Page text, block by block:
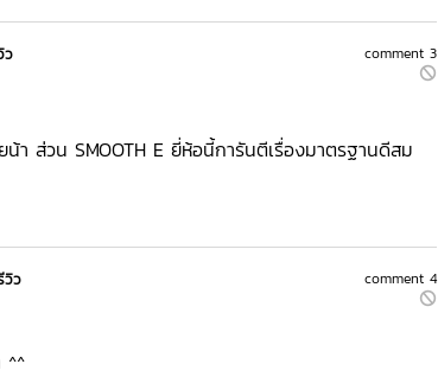
comment 3
ว
า ส่วน SMOOTH E ยี่ห้อนี้การันตีเรื่องมาตรฐานดีสม
comment 4
วิว
^^